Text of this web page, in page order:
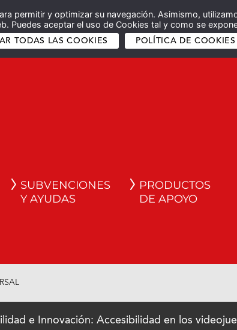
permitir y optimizar su navegación. Asimismo,
Puedes aceptar el uso de Cookies tal y como se
TODAS LAS COOKIES POLÍTICA DE COOKIES
SUBVENCIONES
Y AYUDAS
PRODUCTOS
DE APOYO
e Innovación: Accesibilidad en los